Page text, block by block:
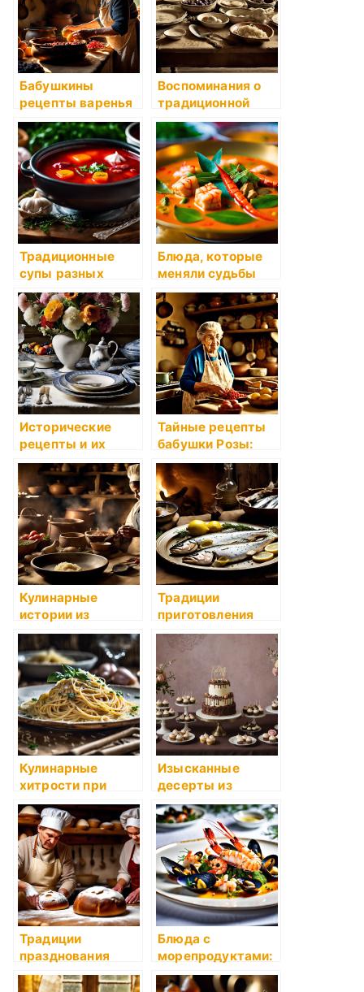
Бабушкины
рецепты варенья
и компотов:
традиция
хранения лета в
банках
Воспоминания о
традиционной
кухне прошлого
Традиционные
супы разных
народов мира:
борщ, фасолевый
и уха
Блюда, которые
меняли судьбы
Исторические
рецепты и их
новые толкования
Тайные рецепты
бабушки Розы:
семейное
наследие вкусов и
ароматов
Кулинарные
истории из
далекого
прошлого
Традиции
приготовления
рыбных блюд:
жареная форель и
селедка под
шубой
Кулинарные
хитрости при
приготовлении
самых
популярных блюд
Изысканные
десерты из
детства:
несложные и
вкусные рецепты
Традиции
празднования
рождества:
Блюда с
морепродуктами:
рецепты